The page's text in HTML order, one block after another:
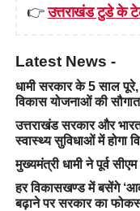
👉उत्तराखंड टुडे के
Latest News -
धामी सरकार के 5 साल
विकास योजनाओं की
उत्तराखंड सरकार और
स्वास्थ्य सुविधाओं में होगा
मुख्यमंत्री धामी ने पूर्व
हर विकासखण्ड में बसेंगे
बढ़ाने पर सरकार का